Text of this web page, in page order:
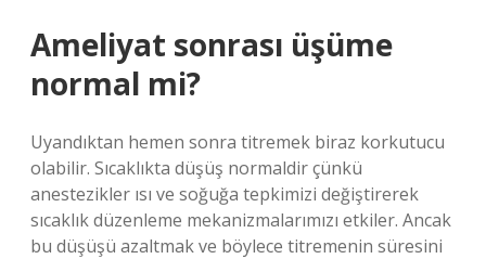
Ameliyat sonrası üşüme
normal mi?
Uyandıktan hemen sonra titremek biraz korkutucu
olabilir. Sıcaklıkta düşüş normaldir çünkü
anestezikler ısı ve soğuğa tepkimizi değiştirerek
sıcaklık düzenleme mekanizmalarımızı etkiler. Ancak
bu düşüşü azaltmak ve böylece titremenin süresini